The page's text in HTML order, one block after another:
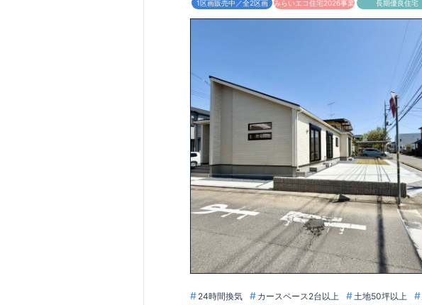
1区画販売中／全2区画 みらいエコ住宅2026事業 長期優良住宅
24時間換気 カースペース2台以上 土地50坪以上